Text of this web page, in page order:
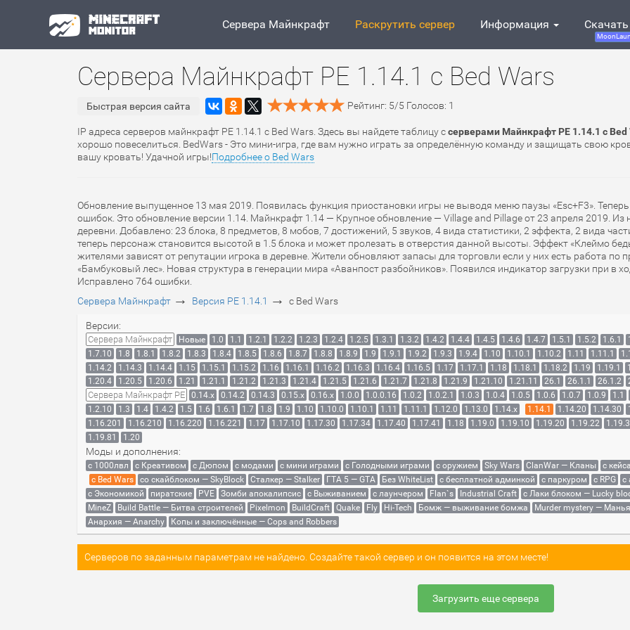
Сервера Майнкрафт Раскрутить сервер Информация
Сервера Майнкрафт PE 1.14.1 с Bed Wars
Быстрая версия сайта Рейтинг: 5/5 Голосов: 1
IP адреса серверов майнкрафт PE 1.14.1 с Bed Wars. Здесь вы найдете таблицу ссерверами Майнкрафт PE 1.14.1 с Bed
хорошо повеселиться. BedWars - Это мини-игра, где вам нужно играть за определённую команду и защищать свою
вашу кровать! Удачной игры!Подробнее о Bed Wars
Обновление выпущенное 13 мая 2019. Появилась функция приостановки игры не выводя меню паузы «Esc+F3».
ошибок. Это обновление версии 1.14. Майнкрафт 1.14 — Крупное обновление — Village and Pillage от 23 апреля 2019. Из
деревни. Добавлено: 23 блока, 8 предметов, 8 мобов, 7 достижений, 5 звуков, 4 вида статистики, 2 эффекта, 2 вида
теперь персонаж становится высотой в 1.5 блока и может пролезать в отверстия данной высоты. Эффект «Клеймо
жителями зависят от репутации игрока в деревне. Жители обновляют запасы для торговли если у них есть работа по
«Бамбуковый лес». Новая структура в генерации мира «Аванпост разбойников». Появился индикатор загрузки при в
Исправлено 764 ошибки.
Сервера Майнкрафт → Версия PE 1.14.1 → с Bed Wars
Версии:
Сервера Майнкрафт Новые 1.0 1.1 1.2.1 1.2.2 1.2.3 1.2.4 1.2.5 1.3.1 1.3.2 1.4.2 1.4.4 1.4.5 1.4.6 1.4.7 1.5.1 1.5.2 1.6.1
1.7.10
1.8 1.8.1 1.8.2 1.8.3 1.8.4 1.8.5 1.8.6 1.8.7 1.8.8 1.8.9 1.9 1.9.1 1.9.2 1.9.3 1.9.4 1.10 1.10.1 1.10.2 1.11 1.11.1
1.14.2
1.14.3 1.14.4 1.15 1.15.1 1.15.2 1.16 1.16.1 1.16.2 1.16.3 1.16.4 1.16.5 1.17 1.17.1 1.18 1.18.1 1.18.2 1.19 1.19.1
1.20.4
1.20.5 1.20.6 1.21 1.21.1 1.21.2 1.21.3 1.21.4 1.21.5 1.21.6 1.21.7 1.21.8 1.21.9 1.21.10 1.21.11 26.1 26.1.1 26.1.2
Сервера Майнкрафт PE 0.14.x 0.14.2 0.14.3 0.15.x 0.16.x 1.0.0 1.0.0.16 1.0.2 1.0.2.1 1.0.3 1.0.4 1.0.5 1.0.6 1.0.7 1.0.9
1.1
1.2.10
1.3 1.4 1.4.2 1.5 1.6 1.6.1 1.7 1.8 1.9 1.10 1.10.0 1.10.1 1.11 1.11.1 1.12.0 1.13.0 1.14.x 1.14.1 1.14.20 1.14.30
1.16.201
1.16.210 1.16.220 1.16.221 1.17 1.17.10 1.17.30 1.17.34 1.17.40 1.17.41 1.18 1.19.0 1.19.10 1.19.20 1.19.22
1.19.81
1.20
Моды и дополнения:
с 1000лвл c Креативом с Дюпом с модами с мини играми с Голодными играми с оружием Sky Wars ClanWar — Кланы
с
с Bed Wars
со скайблоком — SkyBlock Сталкер — Stalker ГТА 5 — GTA Без WhiteList с бесплатной админкой с паркуром с RPG
с
с Экономикой
пиратские PVE Зомби апокалипсис с Выживанием с лаунчером Flan`s Industrial Craft
с Лаки блоком — Lucky
MineZ
Build Battle — Битва строителей Pixelmon BuildCraft Quake Fly Hi-Tech Бомж — выживание бомжа
Murder mystery —
Анархия — Anarchy
Копы и заключённые — Cops and Robbers
Серверов по заданным параметрам не найдено. Создайте такой сервер и он появится на этом месте!
Загрузить еще сервера